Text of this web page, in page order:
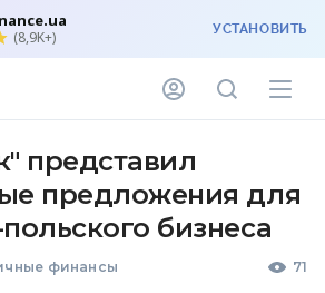
(8,9K+) УСТАНОВИТЬ
представил
предложения для
бизнеса
финансы 71